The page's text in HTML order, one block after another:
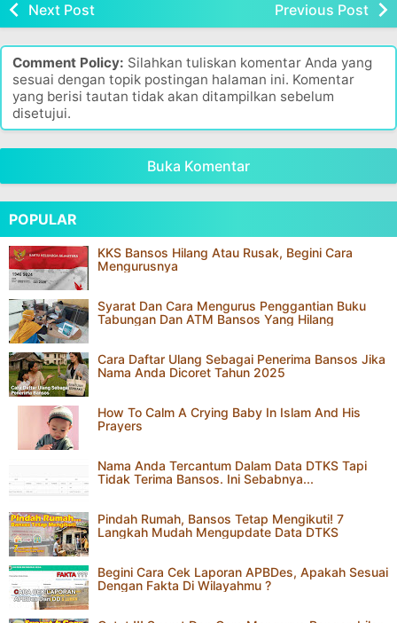
Next Post Previous Post
Comment Policy: Silahkan tuliskan komentar Anda yang
sesuai dengan topik postingan halaman ini. Komentar
yang berisi tautan tidak akan ditampilkan sebelum
disetujui.
Buka Komentar
POPULAR
KKS Bansos Hilang Atau Rusak, Begini Cara
Mengurusnya
Syarat Dan Cara Mengurus Penggantian Buku
Tabungan Dan ATM Bansos Yang Hilang
Cara Daftar Ulang Sebagai Penerima Bansos Jika
Nama Anda Dicoret Tahun 2025
How To Calm A Crying Baby In Islam And His
Prayers
Nama Anda Tercantum Dalam Data DTKS Tapi
Tidak Terima Bansos. Ini Sebabnya...
Pindah Rumah, Bansos Tetap Mengikuti! 7
Langkah Mudah Mengupdate Data DTKS
Begini Cara Cek Laporan APBDes, Apakah Sesuai
Dengan Fakta Di Wilayahmu ?